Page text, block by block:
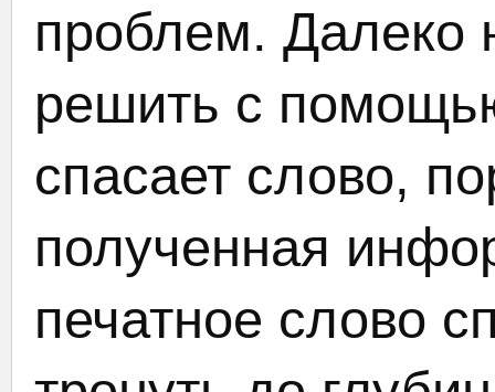
проблем. Далеко
решить с
спасает слово,
полученная
печатное слово